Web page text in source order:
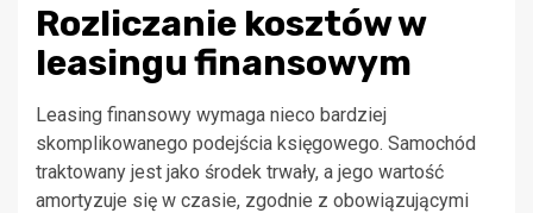
Rozliczanie kosztów w
leasingu finansowym
Leasing finansowy wymaga nieco bardziej
skomplikowanego podejścia księgowego. Samochód
traktowany jest jako środek trwały, a jego wartość
amortyzuje się w czasie, zgodnie z obowiązującymi